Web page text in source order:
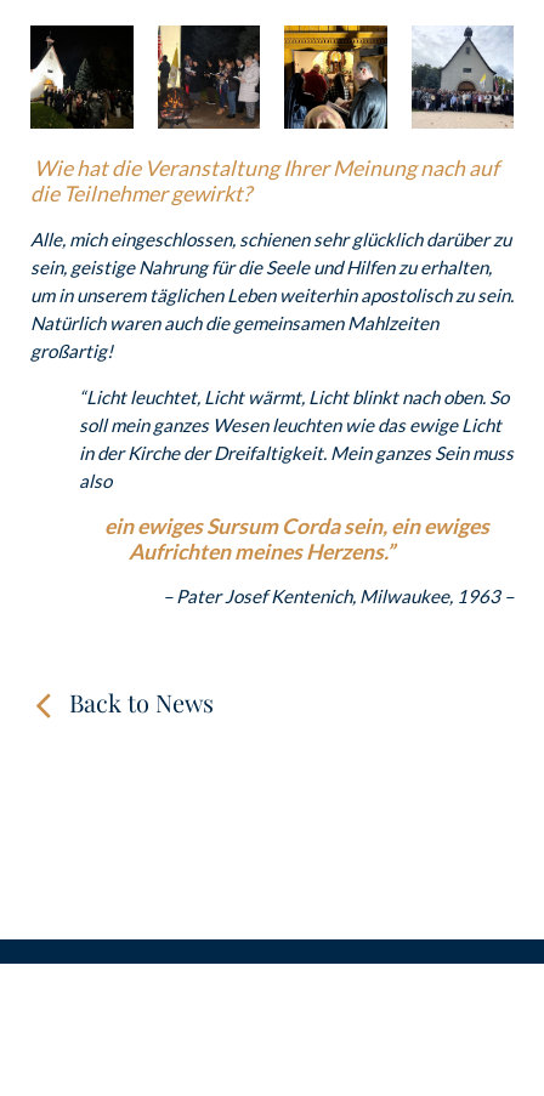
Wie hat die Veranstaltung Ihrer Meinung nach auf
die Teilnehmer gewirkt?
Alle, mich eingeschlossen, schienen sehr glücklich darüber zu
sein, geistige Nahrung für die Seele und Hilfen zu erhalten,
um in unserem täglichen Leben weiterhin apostolisch zu sein.
Natürlich waren auch die gemeinsamen Mahlzeiten
großartig!
“Licht leuchtet, Licht wärmt, Licht blinkt nach oben. So
soll mein ganzes Wesen leuchten wie das ewige Licht
in der Kirche der Dreifaltigkeit. Mein ganzes Sein muss
also
ein ewiges Sursum Corda sein, ein ewiges
Aufrichten meines Herzens.”
–Pater Josef Kentenich, Milwaukee, 1963 –
Back to News